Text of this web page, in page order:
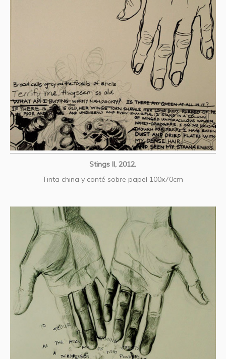
Stings II, 2012.
Tinta china y conté sobre papel 100x70cm